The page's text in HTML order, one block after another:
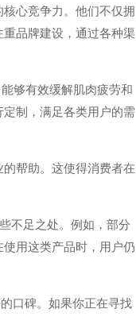
心竞争力。他们不仅拥
品牌建设，通过各种渠
够有效缓解肌肉疲劳和
制，满足各类用户的需
帮助。这使得消费者在
不足之处。例如，部分
用这类产品时，用户仍
口碑。如果你正在寻找